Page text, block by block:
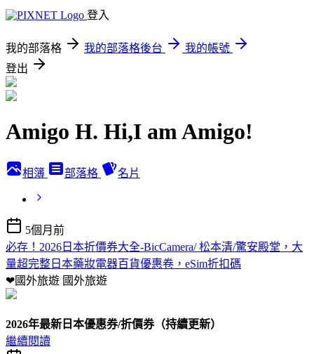
登入
我的部落格 我的部落格後台
我的帳號
登出
Amigo H. Hi,I am Amigo!
相簿 部落格 名片
5個月前
必存！2026日本折價券大全-BicCamera/ 松本清/驚安殿堂，大
量超完整日本藥妝電器百貨優惠卷，eSim折扣碼
❤國外旅遊 國外旅遊
2026年最新日本優惠券/折價券（持續更新）
繼續閱讀